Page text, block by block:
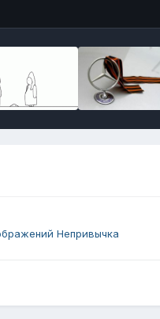
Непривычка